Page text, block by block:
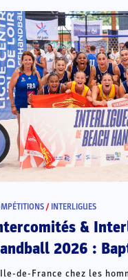
/ INTERLIGUES
&
2026 :
de-France chez les